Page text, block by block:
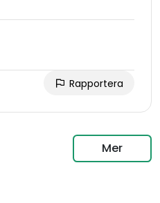
Rapportera
Mer